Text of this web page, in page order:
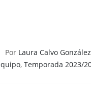
Por Laura Calvo González
,Temporada 2023/